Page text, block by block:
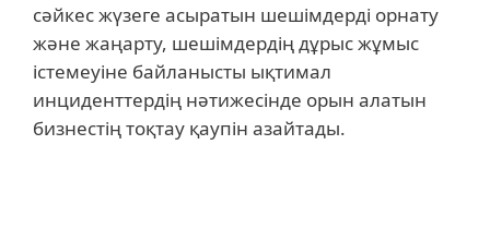
сәйкес жүзеге асыратын шешімдерді орнату
және жаңарту, шешімдердің дұрыс жұмыс
істемеуіне байланысты ықтимал
инциденттердің нәтижесінде орын алатын
бизнестің тоқтау қаупін азайтады.